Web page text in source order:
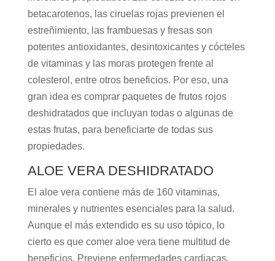
betacarotenos, las ciruelas rojas previenen el
estreñimiento, las frambuesas y fresas son
potentes antioxidantes, desintoxicantes y cócteles
de vitaminas y las moras protegen frente al
colesterol, entre otros beneficios. Por eso, una
gran idea es comprar paquetes de frutos rojos
deshidratados que incluyan todas o algunas de
estas frutas, para beneficiarte de todas sus
propiedades.
ALOE VERA DESHIDRATADO
El aloe vera contiene más de 160 vitaminas,
minerales y nutrientes esenciales para la salud.
Aunque el más extendido es su uso tópico, lo
cierto es que comer aloe vera tiene multitud de
beneficios. Previene enfermedades cardiacas,